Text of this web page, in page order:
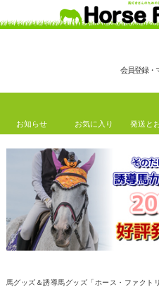
会員登録・
お知らせ お気に入り 発送と
馬グッズ＆誘導馬グッズ「ホース・ファクトリ